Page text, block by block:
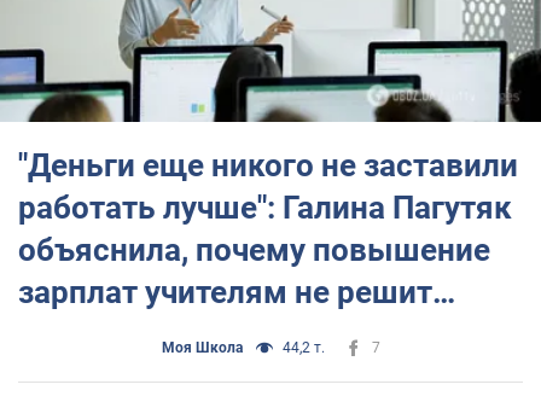
"Деньги еще никого не заставили
работать лучше": Галина Пагутяк
объяснила, почему повышение
зарплат учителям не решит
проблему образования в
Украине
Моя Школа 44,2 т. 7